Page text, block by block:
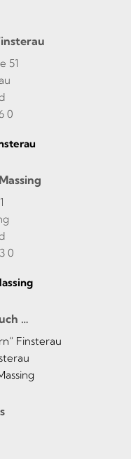
51
0
0
…
Finsterau